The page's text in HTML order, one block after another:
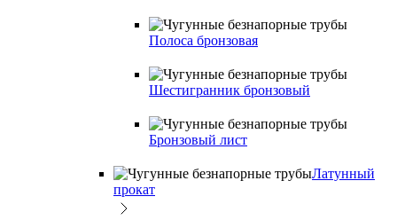
Полоса бронзовая
Шестигранник бронзовый
Бронзовый лист
Латунный
прокат